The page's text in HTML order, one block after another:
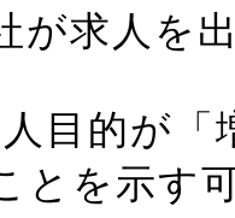
が求人を
目的が「
とを示す